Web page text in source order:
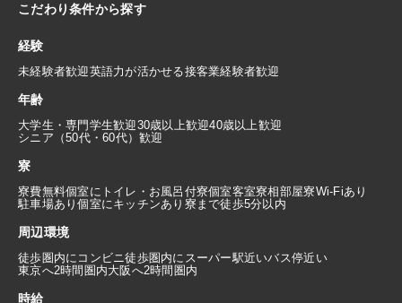
こだわり条件から探す
経験
未経験者歓迎英語力が活かせる接客業経験者歓迎
年齢
大学生・専門学生歓迎30歳以上歓迎40歳以上歓迎
シニア（50代・60代）歓迎
寮
寮費無料個室にトイレ・お風呂付寮個室客室寮相部屋寮Wi-Fiあり
駐車場あり個室にキッチンあり 寮まで徒歩5分以内
周辺環境
徒歩圏内にコンビニ徒歩圏内にスーパー駅近いバス停近い
東京へ2時間圏内大阪へ2時間圏内
時給